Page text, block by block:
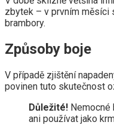
zbytek – v prvním měsíci
brambory.
Způsoby boje
V případě zjištění
povinen tuto skutečnost
Důležité! Nemocné
ani používat jako